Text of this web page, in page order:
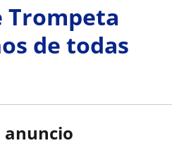
Trompeta
de todas
anuncio